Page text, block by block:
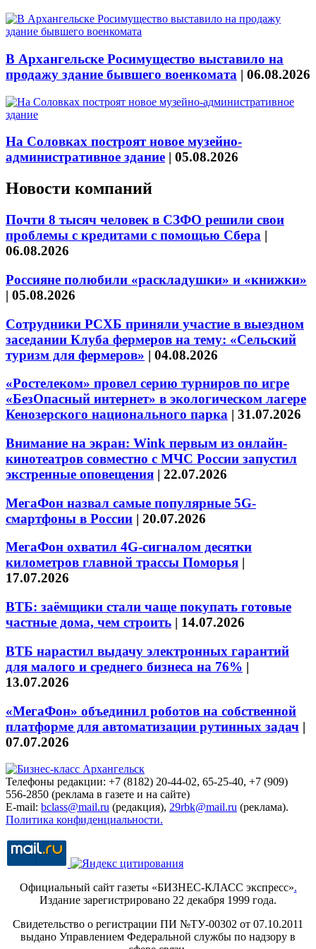
В Архангельске Росимущество выставило на
продажу здание бывшего военкомата | 06.08.2026
На Соловках построят новое музейно-
административное здание | 05.08.2026
Новости компаний
Почти 8 тысяч человек в СЗФО решили свои
проблемы с кредитами с помощью Сбера |
06.08.2026
Россияне полюбили «раскладушки» и «книжки»
| 05.08.2026
Сотрудники РСХБ приняли участие в выездном
заседании Клуба фермеров на тему: «Сельский
туризм для фермеров» | 04.08.2026
«Ростелеком» провел серию турниров по игре
«БезОпасный интернет» в экологическом лагере
Кенозерского национального парка | 31.07.2026
Внимание на экран: Wink первым из онлайн-
кинотеатров совместно с МЧС России запустил
экстренные оповещения | 22.07.2026
МегаФон назвал самые популярные 5G-
смартфоны в России | 20.07.2026
МегаФон охватил 4G-сигналом десятки
километров главной трассы Поморья |
17.07.2026
ВТБ: заёмщики стали чаще покупать готовые
частные дома, чем строить | 14.07.2026
ВТБ нарастил выдачу электронных гарантий
для малого и среднего бизнеса на 76% |
13.07.2026
«МегаФон» объединил роботов на собственной
платформе для автоматизации рутинных задач |
07.07.2026
Телефоны редакции: +7 (8182) 20-44-02, 65-25-40, +7 (909)
556-2850 (реклама в газете и на сайте)
E-mail: bclass@mail.ru (редакция), 29rbk@mail.ru (реклама).
Политика конфиденциальности.
Официальный сайт газеты «БИЗНЕС-КЛАСС экспресс».
Издание зарегистрировано 22 декабря 1999 года.
Свидетельство о регистрации ПИ №ТУ-00302 от 07.10.2011
выдано Управлением Федеральной службы по надзору в